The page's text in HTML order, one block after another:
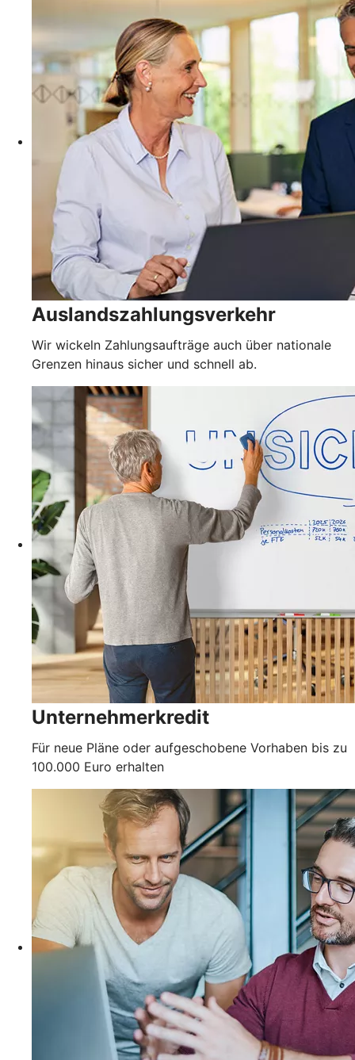
Auslandszahlungsverkehr
Wir wickeln Zahlungsaufträge auch über nationale
Grenzen hinaus sicher und schnell ab.
Unternehmerkredit
Für neue Pläne oder aufgeschobene Vorhaben bis zu
100.000 Euro erhalten